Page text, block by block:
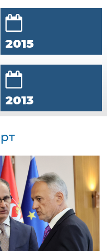
2015
2013